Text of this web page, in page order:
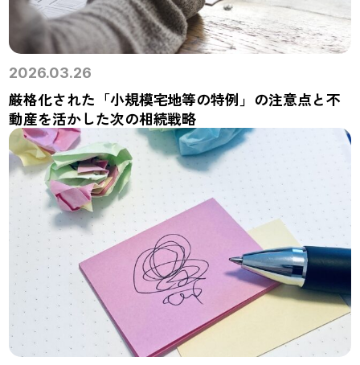
2026.03.26
厳格化された「小規模宅地等の特例」の注意点と不
動産を活かした次の相続戦略